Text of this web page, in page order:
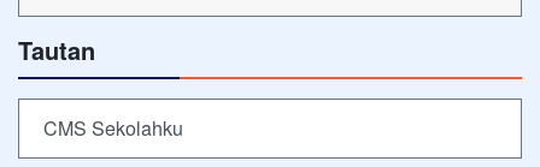
Tautan
CMS Sekolahku